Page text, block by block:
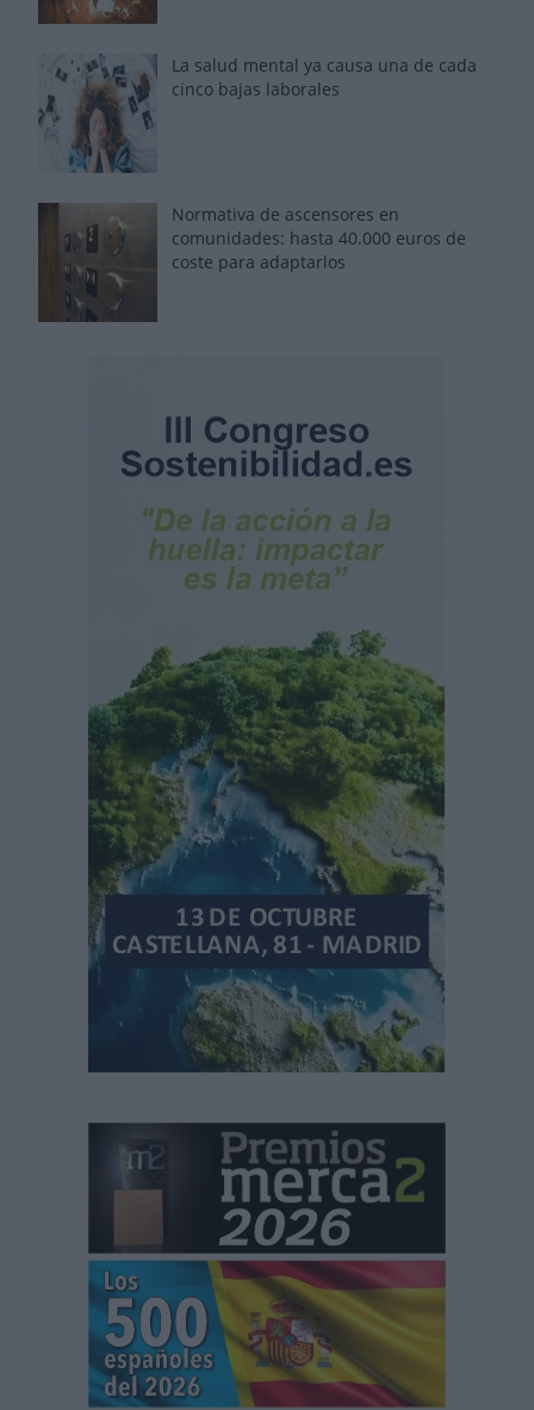
La salud mental ya causa una de cada
cinco bajas laborales
Normativa de ascensores en
comunidades: hasta 40.000 euros de
coste para adaptarlos